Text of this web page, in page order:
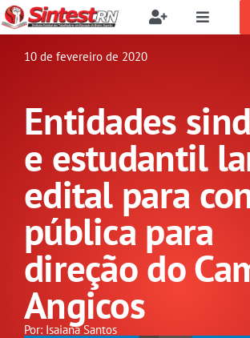
Ir
para
Toggle
Buscar
resultados
Filie-se
Benefícios
Setor jurídico
Toggle
SOBRE
NOTÍCIAS
PUBLICAÇÕES
CONGRESSOS
GREVE
DOCUMENTOS
10 de fevereiro de 2020
Entidades
e estudantil
edital para
pública para
direção do
Angicos
Por: Isaiana Santos